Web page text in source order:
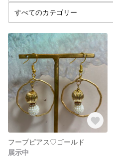
フープピアス♡ゴールド
展示中